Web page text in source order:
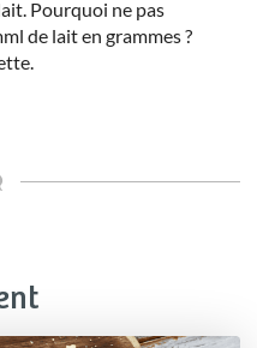
Pourquoi ne pas
de lait en grammes ?